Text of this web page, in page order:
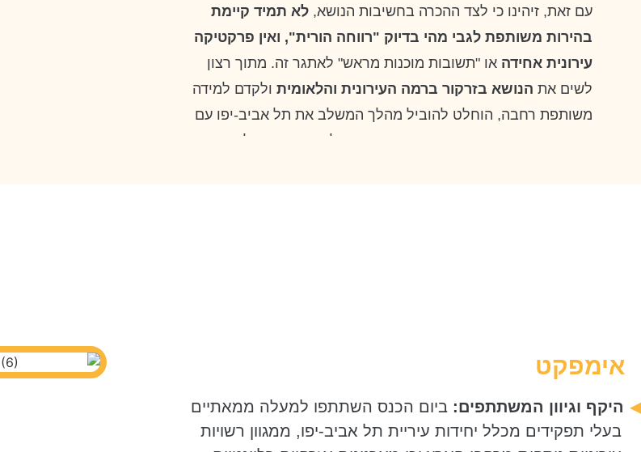
עם זאת, זיהינו כי לצד ההכרה בחשיבות הנושא, לא תמיד קיימת
בהירות משותפת לגבי מהי בדיוק "רווחה הורית", ואין פרקטיקה
עירונית אחידה או "תשובות מוכנות מראש" לאתגר זה. מתוך רצון
לשים את הנושא בזרקור ברמה העירונית והלאומית ולקדם למידה
משותפת רחבה, הוחלט להוביל מהלך המשלב את תל אביב-יפו עם
רשויות מקומיות נוספות כבר מראשיתו. תהליך זה איפשר לדרגים
שונים לפצח אתגרים מורכבים תוך חיבור עמוק לשטח ולידע המקצועי
היום הראשון - כנס מקצועי:מפגש למידה רחב שכלל מושבים
אימפקט
היקף וגיוון המשתתפים: ביום הכנס השתתפו למעלה ממאתיים
בעלי תפקידים מכלל יחידות עיריית תל אביב-יפו, ממגוון רשויות